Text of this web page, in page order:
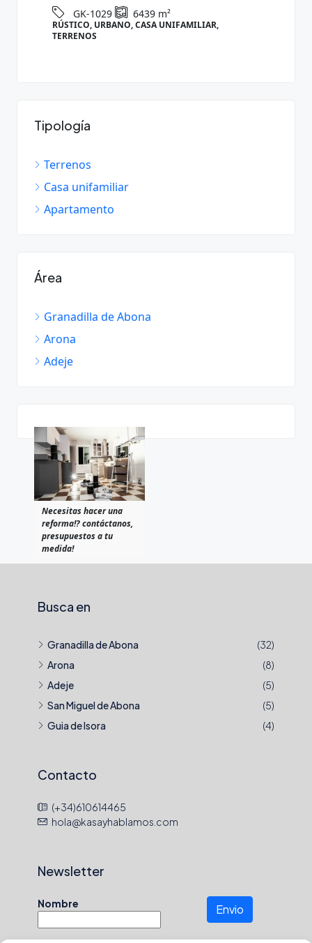
GK-1029 6439 m²
RÚSTICO, URBANO, CASA UNIFAMILIAR,
TERRENOS
Tipología
Terrenos
Casa unifamiliar
Apartamento
Área
Granadilla de Abona
Arona
Adeje
Necesitas hacer una
reforma!? contáctanos,
presupuestos a tu
medida!
Busca en
Granadilla de Abona
(32)
Arona
(8)
Adeje
(5)
San Miguel de Abona
(5)
Guia de Isora
(4)
Contacto
(+34)610614465
hola@kasayhablamos.com
Newsletter
Nombre Envio